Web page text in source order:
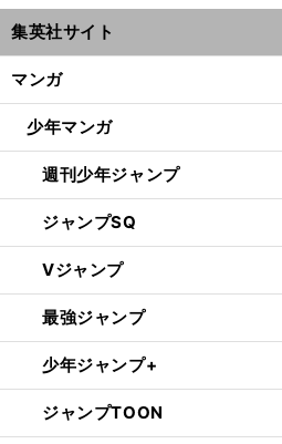
集英社サイト
マンガ
少年マンガ
週刊少年ジャンプ
ジャンプSQ
Vジャンプ
最強ジャンプ
少年ジャンプ+
ジャンプTOON